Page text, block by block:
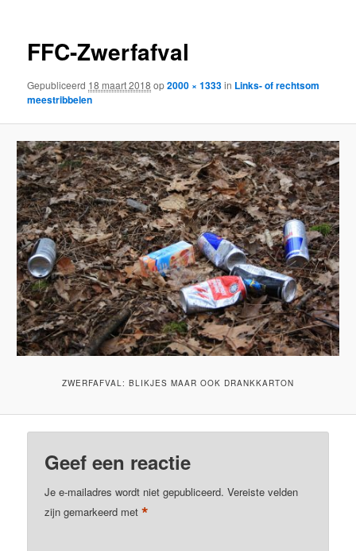
FFC-Zwerfafval
Gepubliceerd 18 maart 2018 op2000 × 1333in Links- of rechtsom
meestribbelen
ZWERFAFVAL: BLIKJES MAAR OOK DRANKKARTON
Geef een reactie
Je e-mailadres wordt niet gepubliceerd. Vereiste velden
zijn gemarkeerd met*